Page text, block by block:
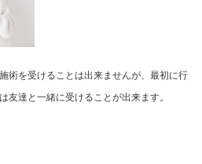
術を受けることは出来ませんが、最初に行
友達と一緒に受けることが出来ます。